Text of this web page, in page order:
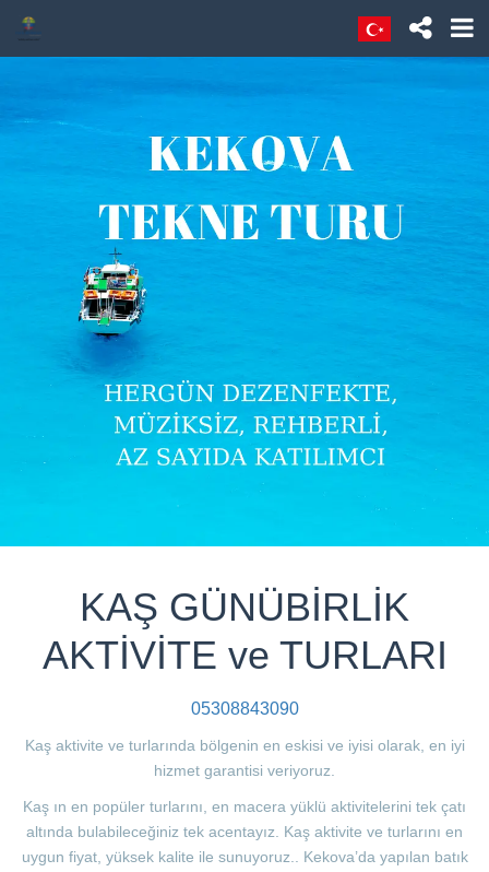
KAŞ GÜNÜBİRLİK
AKTİVİTE ve TURLARI
05308843090
Kaş aktivite ve turlarında bölgenin en eskisi ve iyisi olarak, en iyi
hizmet garantisi veriyoruz.
Kaş ın en popüler turlarını, en macera yüklü aktivitelerini tek çatı
altında bulabileceğiniz tek acentayız. Kaş aktivite ve turlarını en
uygun fiyat, yüksek kalite ile sunuyoruz.. Kekova’da yapılan batık